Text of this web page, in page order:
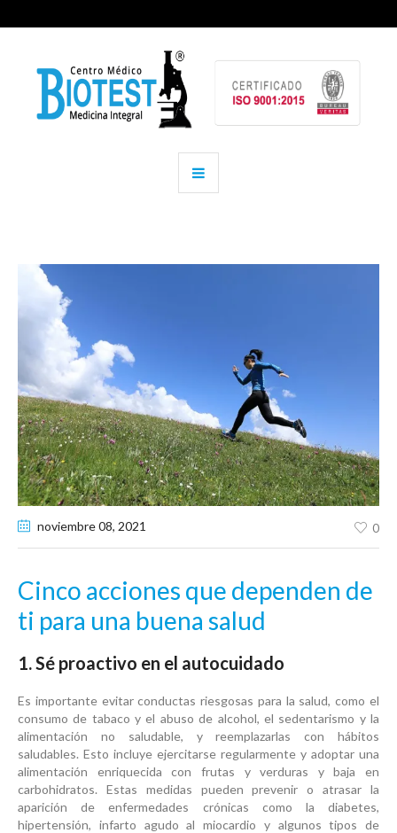
noviembre 08, 2021 0
Cinco acciones que dependen de
ti para una buena salud
1. Sé proactivo en el autocuidado
Es importante evitar conductas riesgosas para la salud, como el
consumo de tabaco y el abuso de alcohol, el sedentarismo y la
alimentación no saludable, y reemplazarlas con hábitos
saludables. Esto incluye ejercitarse regularmente y adoptar una
alimentación enriquecida con frutas y verduras y baja en
carbohidratos. Estas medidas pueden prevenir o atrasar la
aparición de enfermedades crónicas como la diabetes,
hipertensión, infarto agudo al miocardio y algunos tipos de